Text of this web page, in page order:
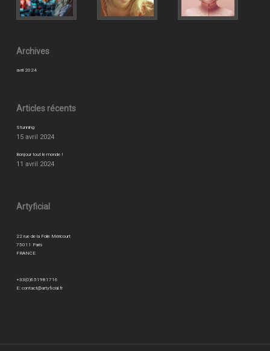
Archives
avril 2024
Articles récents
Stunning
15 avril 2024
Bonjour tout le monde !
11 avril 2024
Artyficial
22 rue de la Folie Méricourt
75011 Paris
FRANCE
+33(0)651981716
E: contact@artyficial.fr